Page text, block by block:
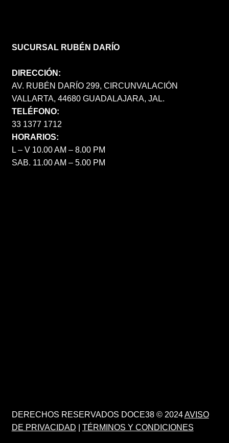
SUCURSAL RUBÉN DARÍO
DIRECCIÓN:
AV. RUBÉN DARÍO 299, CIRCUNVALACIÓN
VALLARTA, 44680 GUADALAJARA, JAL.
TELÉFONO:
33 1377 1712
HORARIOS:
L – V 10.00 AM – 8.00 PM
SAB. 11.00 AM – 5.00 PM
DERECHOS RESERVADOS DOCE38 © 2024AVISO
DE PRIVACIDAD
TÉRMINOS Y CONDICIONES